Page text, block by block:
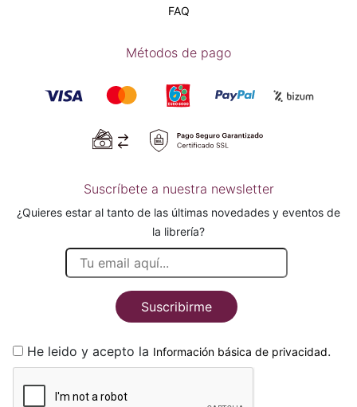
FAQ
Métodos de pago
Suscríbete a nuestra newsletter
¿Quieres estar al tanto de las últimas novedades y eventos de
la librería?
Suscribirme
He leido y acepto la Información básica de privacidad.